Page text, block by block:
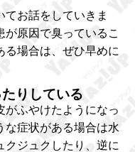
てお話をしていきま
原因で臭っているこ
る場合は、ぜひ早めに
りしている
がふやけたようになっ
な症状がある場合は水
クジュクしたり、逆に